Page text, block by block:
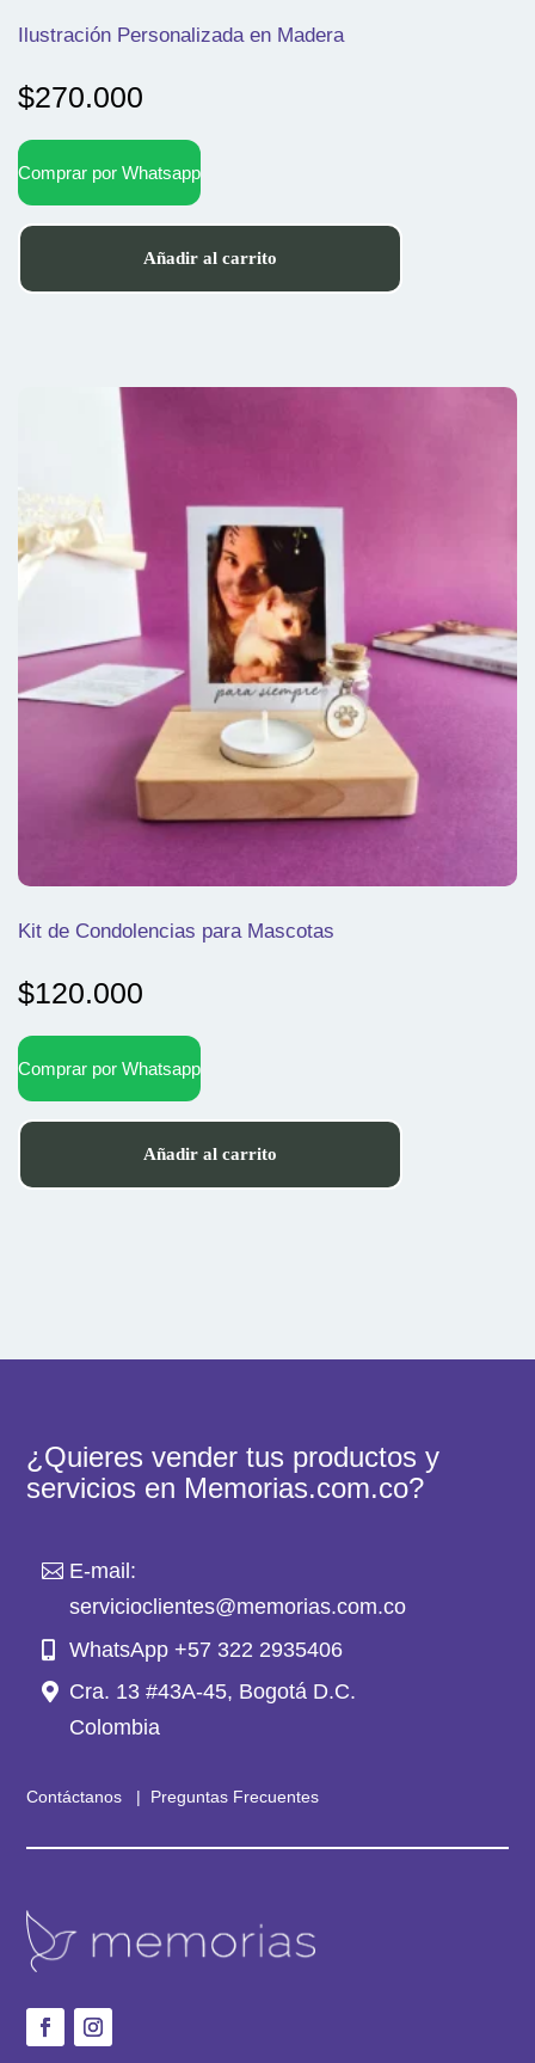
Ilustración Personalizada en Madera
$270.000
Comprar por Whatsapp
Añadir al carrito
Kit de Condolencias para Mascotas
$120.000
Comprar por Whatsapp
Añadir al carrito
¿Quieres vender tus productos y
servicios en Memorias.com.co?
E-mail:
servicioclientes@memorias.com.co
WhatsApp +57 322 2935406
Cra. 13 #43A-45, Bogotá D.C.
Colombia
Contáctanos | Preguntas Frecuentes